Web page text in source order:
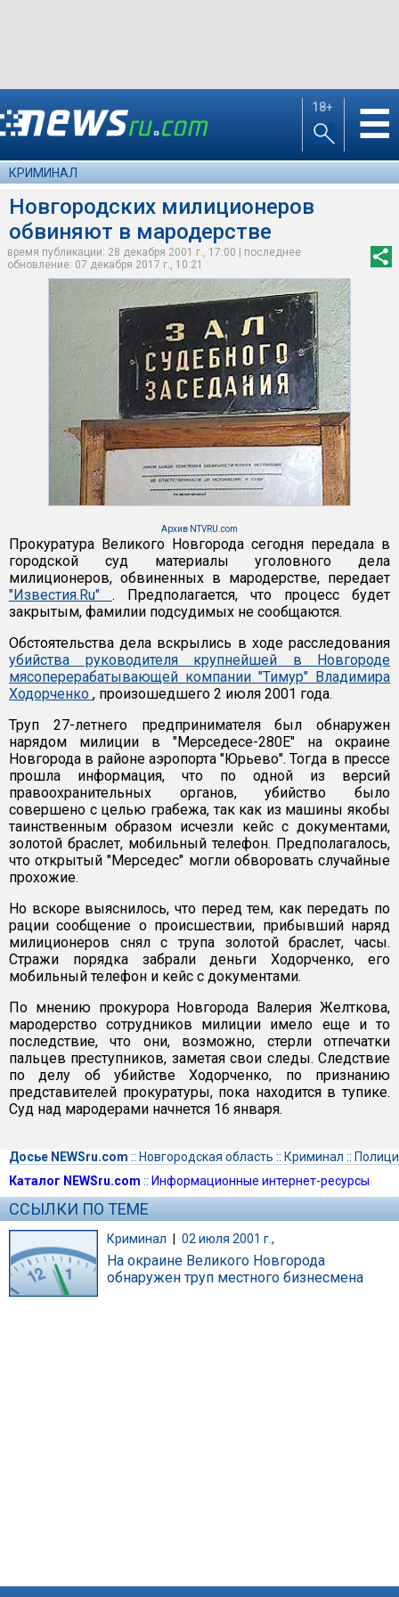
18+ ☰
КРИМИНАЛ
Новгородских милиционеров
обвиняют в мародерстве
время публикации: 28 декабря 2001 г., 17:00 | последнее
обновление: 07 декабря 2017 г., 10:21
Архив NTVRU.com
Прокуратура Великого Новгорода сегодня передала в
городской суд материалы уголовного дела
милиционеров, обвиненных в мародерстве, передает
"Известия.Ru" . Предполагается, что процесс будет
закрытым, фамилии подсудимых не сообщаются.
Обстоятельства дела вскрылись в ходе расследования
убийства руководителя крупнейшей в Новгороде
мясоперерабатывающей компании "Тимур" Владимира
Ходорченко , произошедшего 2 июля 2001 года.
Труп 27-летнего предпринимателя был обнаружен
нарядом милиции в "Мерседесе-280Е" на окраине
Новгорода в районе аэропорта "Юрьево". Тогда в прессе
прошла информация, что по одной из версий
правоохранительных органов, убийство было
совершено с целью грабежа, так как из машины якобы
таинственным образом исчезли кейс с документами,
золотой браслет, мобильный телефон. Предполагалось,
что открытый "Мерседес" могли обворовать случайные
прохожие.
Но вскоре выяснилось, что перед тем, как передать по
рации сообщение о происшествии, прибывший наряд
милиционеров снял с трупа золотой браслет, часы.
Стражи порядка забрали деньги Ходорченко, его
мобильный телефон и кейс с документами.
По мнению прокурора Новгорода Валерия Желткова,
мародерство сотрудников милиции имело еще и то
последствие, что они, возможно, стерли отпечатки
пальцев преступников, заметая свои следы. Следствие
по делу об убийстве Ходорченко, по признанию
представителей прокуратуры, пока находится в тупике.
Суд над мародерами начнется 16 января.
Досье NEWSru.com :: Новгородская область :: Криминал ::
Каталог NEWSru.com :: Информационные интернет-ресурсы
ССЫЛКИ ПО ТЕМЕ
Криминал | 02 июля 2001 г.,
На окраине Великого Новгорода
обнаружен труп местного бизнесмена